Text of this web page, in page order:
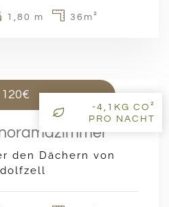
1,80 m 36m²
120€
den Dächern von
-4,1KG CO²
PRO NACHT